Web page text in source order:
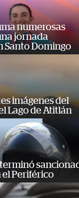
numerosas
jornada
Santo Domingo
imágenes del
Lago de Atitlán
el Periférico